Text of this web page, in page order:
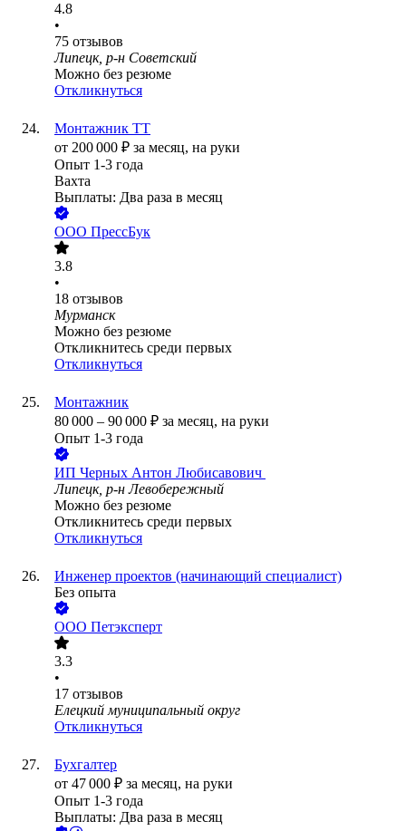
4.8
•
75 отзывов
Липецк, р-н Советский
Можно без резюме
Откликнуться
Монтажник ТТ
от 200 000 ₽ за месяц, на руки
Опыт 1-3 года
Вахта
Выплаты: Два раза в месяц
ООО ПрессБук
3.8
•
18 отзывов
Мурманск
Можно без резюме
Откликнитесь среди первых
Откликнуться
Монтажник
80 000 – 90 000 ₽ за месяц, на руки
Опыт 1-3 года
ИП Черных Антон Любисавович ​
Липецк, р-н Левобережный
Можно без резюме
Откликнитесь среди первых
Откликнуться
Инженер проектов (начинающий специалист)
Без опыта
ООО Петэксперт
3.3
•
17 отзывов
Елецкий муниципальный округ
Откликнуться
Бухгалтер
от 47 000 ₽ за месяц, на руки
Опыт 1-3 года
Выплаты: Два раза в месяц